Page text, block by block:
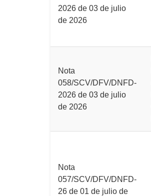
2026 de 03 de julio
de 2026
Nota
058/SCV/DFV/DNFD-
2026 de 03 de julio
de 2026
Nota
057/SCV/DFV/DNFD-
26 de 01 de julio de